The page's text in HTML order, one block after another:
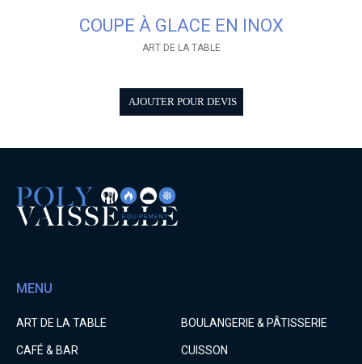
COUPE À GLACE EN INOX
ART DE LA TABLE
AJOUTER POUR DEVIS
MENU
ART DE LA TABLE BOULANGERIE & PÂTISSERIE
CAFÉ & BAR CUISSON